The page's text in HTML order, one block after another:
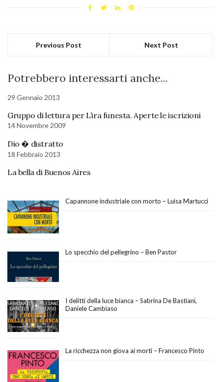
Previous Post Next Post
Potrebbero interessarti anche...
29 Gennaio 2013
Gruppo di lettura per L’ira funesta. Aperte le iscrizioni
14 Novembre 2009
Dio � distratto
18 Febbraio 2013
La bella di Buenos Aires
Capannone industriale con morto – Luisa Martucci
Lo specchio del pellegrino – Ben Pastor
I delitti della luce bianca – Sabrina De Bastiani,
Daniele Cambiaso
La ricchezza non giova ai morti – Francesco Pinto